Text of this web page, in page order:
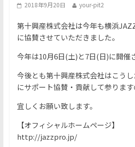
2018年9月20日 your-pit2
第十興産株式会社は今年も横浜
に協賛させていただきました。
今年は10月6日(土)と7日(日)に開催
今後とも第十興産株式会社はこう
にサポート協賛・貢献して参りま
宜しくお願い致します。
【オフィシャルホームページ】
http://jazzpro.jp/